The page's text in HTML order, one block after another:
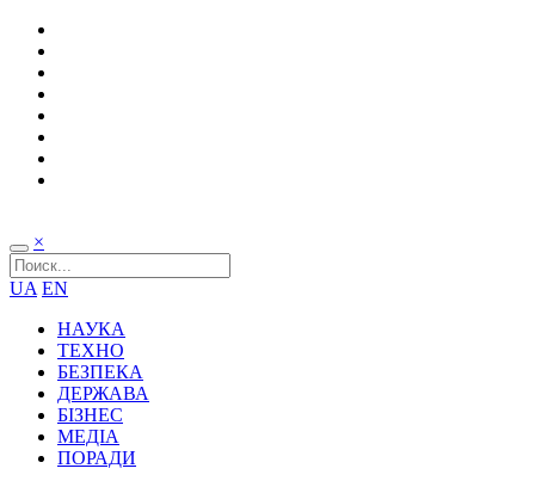
×
UA EN
НАУКА
ТЕХНО
БЕЗПЕКА
ДЕРЖАВА
БІЗНЕС
МЕДІА
ПОРАДИ